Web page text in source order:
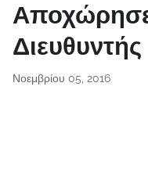
Αποχώρησε
Διευθυντής
Νοεμβρίου 05, 2016